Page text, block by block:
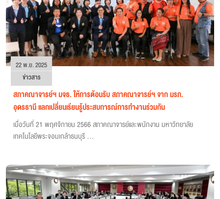
22 พ.ย. 2025
ข่าวสาร
สภาคณาจารย์ฯ มจธ. ให้การต้อนรับ สภาคณาจารย์ฯ จาก มรภ.
อุดรธานี แลกเปลี่ยนเรียนรู้ประสบการณ์การทำงานร่วมกัน
เมื่อวันที่ 21 พฤศจิกายน 2566 สภาคณาจารย์และพนักงาน มหาวิทยาลัย
เทคโนโลยีพระจอมเกล้าธนบุรี ...